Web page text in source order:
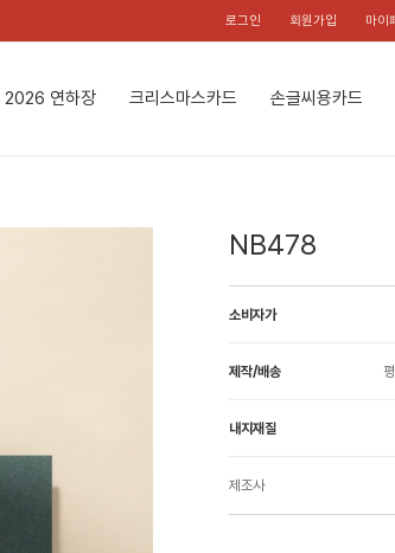
로그인 회원가입 마이
2026 연하장 크리스마스카드 손글씨용카드
NB478
소비자가
제작/배송
내지재질
제조사